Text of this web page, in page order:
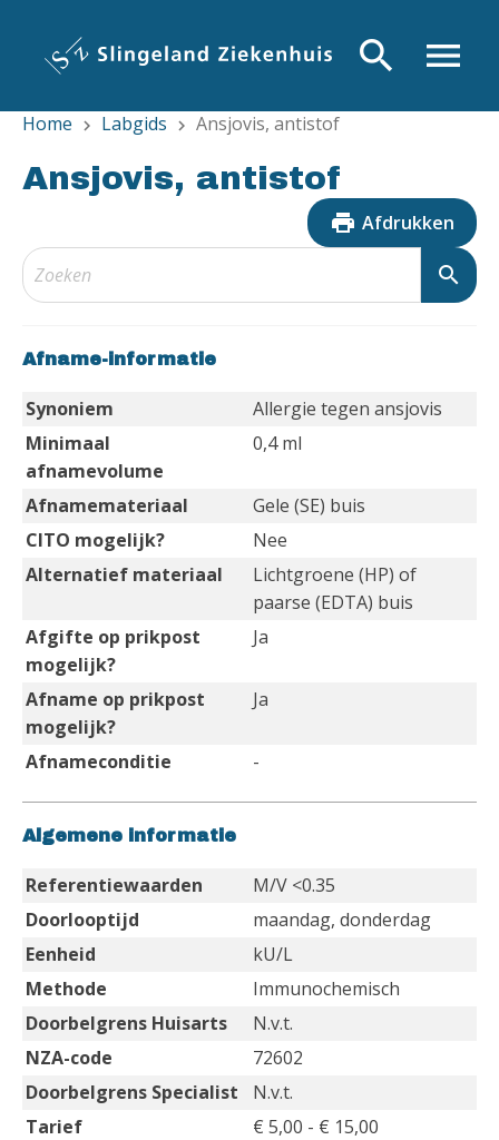
inhoud
menu
search
Home chevron_right Labgids chevron_right Ansjovis, antistof
Ansjovis, antistof
print Afdrukken
search
Afname-informatie
Synoniem
Allergie tegen ansjovis
Minimaal
afnamevolume
0,4 ml
Afnamemateriaal
Gele (SE) buis
CITO mogelijk?
Nee
Alternatief materiaal
Lichtgroene (HP) of
paarse (EDTA) buis
Afgifte op prikpost
mogelijk?
Ja
Afname op prikpost
mogelijk?
Ja
Afnameconditie -
Algemene informatie
Referentiewaarden
M/V <0.35
Doorlooptijd
maandag, donderdag
Eenheid
kU/L
Methode
Immunochemisch
Doorbelgrens Huisarts
N.v.t.
NZA-code
72602
Doorbelgrens Specialist
N.v.t.
Tarief
€ 5,00 - € 15,00